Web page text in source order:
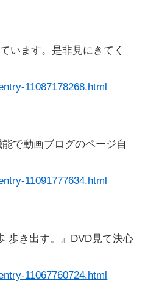
います。是非見にきてく
11087178268.html
で動画ブログのページ自
11091777634.html
歩き出す。』DVD見て決心
11067760724.html